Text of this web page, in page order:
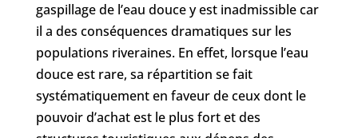
gaspillage de l’eau douce y est inadmissible car
il a des conséquences dramatiques sur les
populations riveraines. En effet, lorsque l’eau
douce est rare, sa répartition se fait
systématiquement en faveur de ceux dont le
pouvoir d’achat est le plus fort et des